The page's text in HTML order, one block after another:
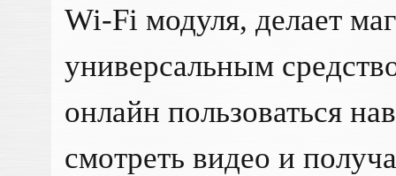
Wi-Fi модуля, делает
универсальным
онлайн пользоваться
смотреть видео и